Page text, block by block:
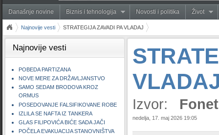
Današnje novine Biznis i tehnologija Novosti i politika Život
Najnovije vesti STRATEGIJA ZAVADI PA VLADAJ
Najnovije vesti
POBEDA PARTIZANA
NOVE MERE ZA DRŽAVLJANSTVO
SAMO SEDAM BRODOVA KROZ
ORMUS
POSEDOVANJE FALSIFIKOVANE ROBE
IZLILA SE NAFTA IZ TANKERA
GLAS FILIPOVIĆA BIĆE SADA JAČI
POČELA EVAKUACIJA STANOVNIŠTVA
Izvor: Fonet
nedelja, 17. maj 2026 19:05